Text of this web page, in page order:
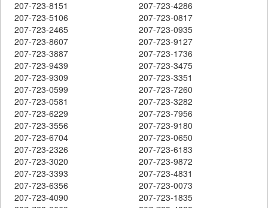
207-723-8151
207-723-4286
207-723-5106
207-723-0817
207-723-2465
207-723-0935
207-723-8607
207-723-9127
207-723-3887
207-723-1736
207-723-9439
207-723-3475
207-723-9309
207-723-3351
207-723-0599
207-723-7260
207-723-0581
207-723-3282
207-723-6229
207-723-7956
207-723-3556
207-723-9180
207-723-6704
207-723-0650
207-723-2326
207-723-6183
207-723-3020
207-723-9872
207-723-3393
207-723-4831
207-723-6356
207-723-0073
207-723-4090
207-723-1835